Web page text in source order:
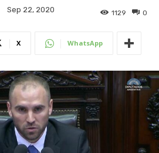
Sep 22, 2020 0
1129
X WhatsApp